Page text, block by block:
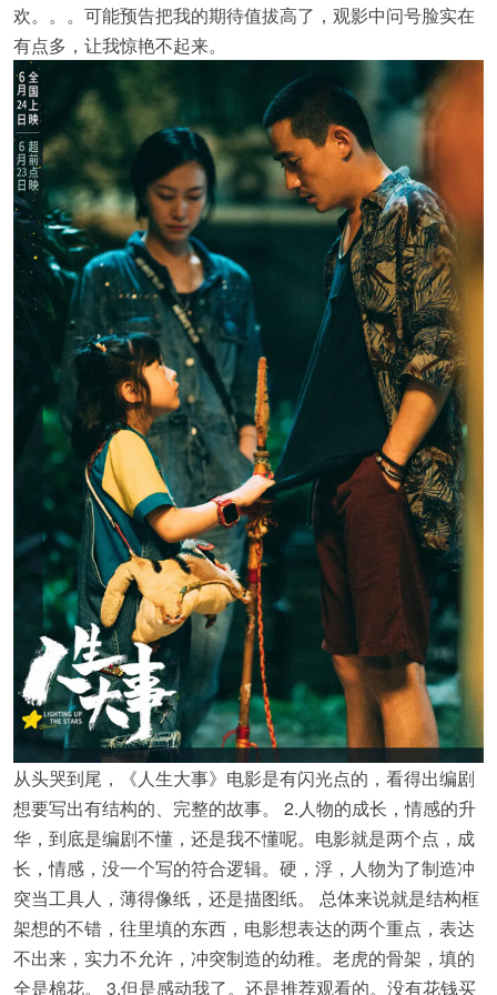
欢。。。可能预告把我的期待值拔高了，观影中问号脸实在
有点多，让我惊艳不起来。
从头哭到尾，《人生大事》电影是有闪光点的，看得出编剧
想要写出有结构的、完整的故事。 2.人物的成长，情感的升
华，到底是编剧不懂，还是我不懂呢。电影就是两个点，成
长，情感，没一个写的符合逻辑。硬，浮，人物为了制造冲
突当工具人，薄得像纸，还是描图纸。 总体来说就是结构框
架想的不错，往里填的东西，电影想表达的两个重点，表达
不出来，实力不允许，冲突制造的幼稚。老虎的骨架，填的
全是棉花。 3.但是感动我了。还是推荐观看的。没有花钱买